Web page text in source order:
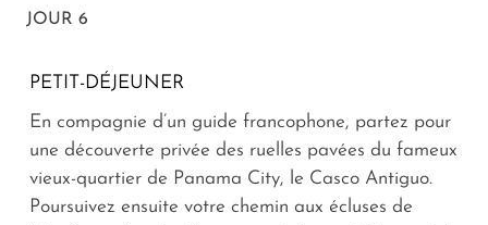
JOUR 6
PETIT-DÉJEUNER
En compagnie d’un guide francophone, partez pour
une découverte privée des ruelles pavées du fameux
vieux-quartier de Panama City, le Casco Antiguo.
Poursuivez ensuite votre chemin aux écluses de